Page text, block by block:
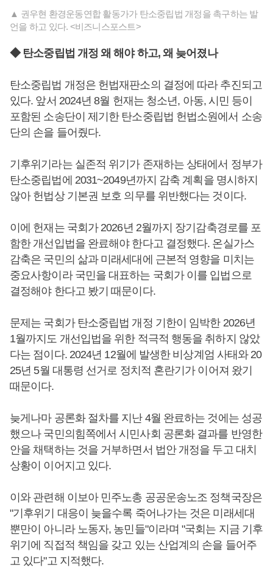
▲ 권우현 환경운동연합 활동가가 탄소중립법 개정을 촉구하는 발
언을 하고 있다. <비즈니스포스트>
◆ 탄소중립법 개정 왜 해야 하고, 왜 늦어졌나
탄소중립법 개정은 헌법재판소의 결정에 따라 추진되고
있다. 앞서 2024년 8월 헌재는 청소년, 아동, 시민 등이
포함된 소송단이 제기한 탄소중립법 헌법소원에서 소송
단의 손을 들어줬다.
기후위기라는 실존적 위기가 존재하는 상태에서 정부가
탄소중립법에 2031~2049년까지 감축 계획을 명시하지
않아 헌법상 기본권 보호 의무를 위반했다는 것이다.
이에 헌재는 국회가 2026년 2월까지 장기감축경로를 포
함한 개선입법을 완료해야 한다고 결정했다. 온실가스
감축은 국민의 삶과 미래세대에 근본적 영향을 미치는
중요사항이라 국민을 대표하는 국회가 이를 입법으로
결정해야 한다고 봤기 때문이다.
문제는 국회가 탄소중립법 개정 기한이 임박한 2026년
1월까지도 개선입법을 위한 적극적 행동을 취하지 않았
다는 점이다. 2024년 12월에 발생한 비상계엄 사태와 20
25년 5월 대통령 선거로 정치적 혼란기가 이어져 왔기
때문이다.
늦게나마 공론화 절차를 지난 4월 완료하는 것에는 성공
했으나 국민의힘쪽에서 시민사회 공론화 결과를 반영한
안을 채택하는 것을 거부하면서 법안 개정을 두고 대치
상황이 이어지고 있다.
이와 관련해 이보아 민주노총 공공운송노조 정책국장은
"기후위기 대응이 늦을수록 죽어나가는 것은 미래세대
뿐만이 아니라 노동자, 농민들"이라며 "국회는 지금 기후
위기에 직접적 책임을 갖고 있는 산업계의 손을 들어주
고 있다"고 지적했다.